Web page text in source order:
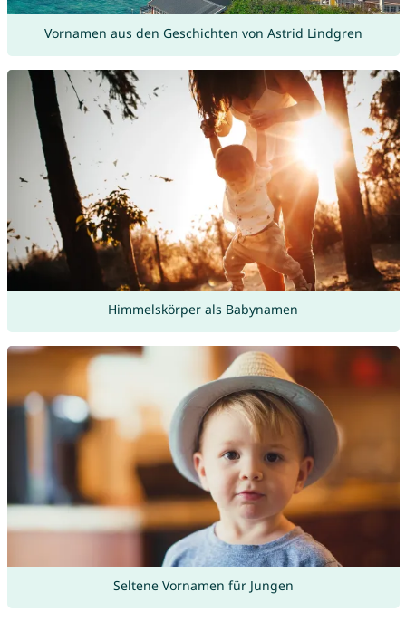
Vornamen aus den Geschichten von Astrid Lindgren
Himmelskörper als Babynamen
Seltene Vornamen für Jungen